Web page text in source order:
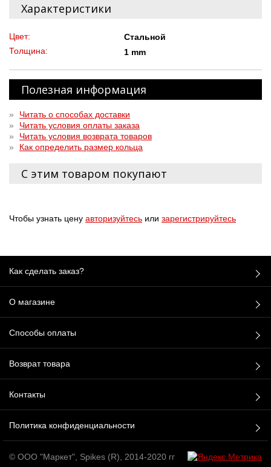
Характеристики
Цвет:
Стальной
Толщина:
1 mm
Полезная информация
»
Читать о способах доставки
»
Читать условия оплаты заказа
»
Читать условия возврата товаров
»
Как определить размер кольца
С этим товаром покупают
Чтобы узнать цену авторизуйтесь или зарегистрируйтесь
Как сделать заказ?
О магазине
Способы оплаты
Возврат товара
Контакты
Политика конфиденциальности
© ООО "Маркет", Spikes (R), 2014-2020 гг